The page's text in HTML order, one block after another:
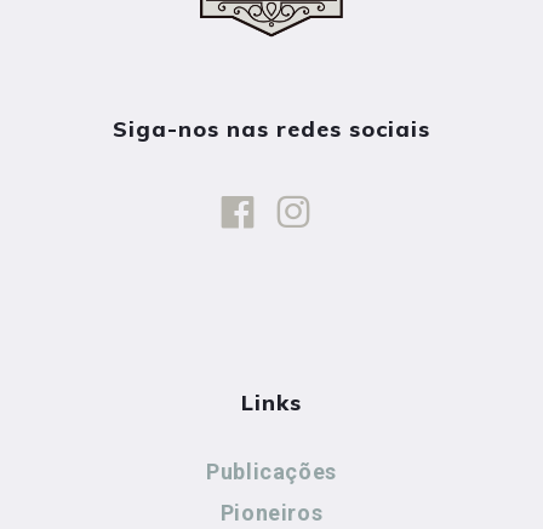
Siga-nos nas redes sociais
Links
Publicações
Pioneiros